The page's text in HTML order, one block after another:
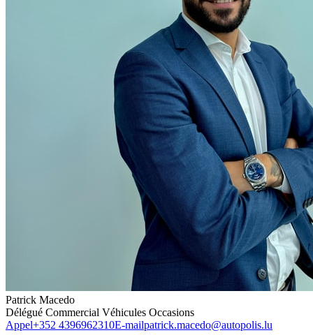
Patrick Macedo
Délégué Commercial Véhicules Occasions
Appel+352 4396962310E-mailpatrick.macedo@autopolis.lu